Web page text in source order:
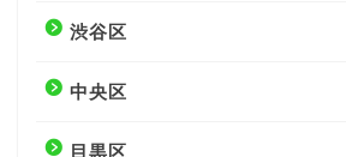
渋谷区
中央区
目黒区